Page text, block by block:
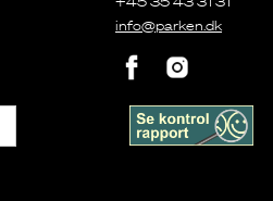
info@parken.dk